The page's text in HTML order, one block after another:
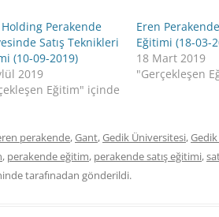
Perakende
Satış Teknikleri
(10-09-2019)
2019
Eğitim" içinde
Eren
Eğitimi (18-03-
18 Mart 2019
"Gerçekleşen
perakende,Gant,Gedik Üniversitesi,
, perakende eğitim, perakende satış eğitimi,
tarafınadan gönderildi.